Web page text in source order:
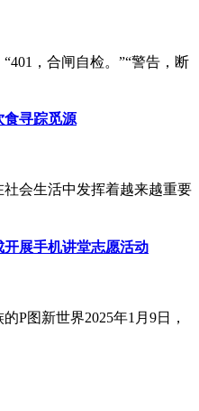
，合闸自检。”“警告，断
寻踪觅源
会生活中发挥着越来越重要
展手机讲堂志愿活动
P图新世界2025年1月9日，